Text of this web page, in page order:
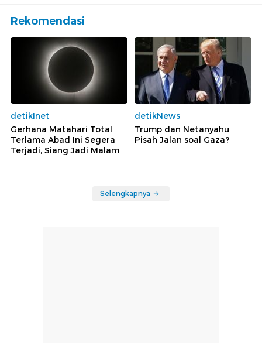
Rekomendasi
detikInet
Gerhana Matahari Total
Terlama Abad Ini Segera
Terjadi, Siang Jadi Malam
detikNews
Trump dan Netanyahu
Pisah Jalan soal Gaza?
Selengkapnya